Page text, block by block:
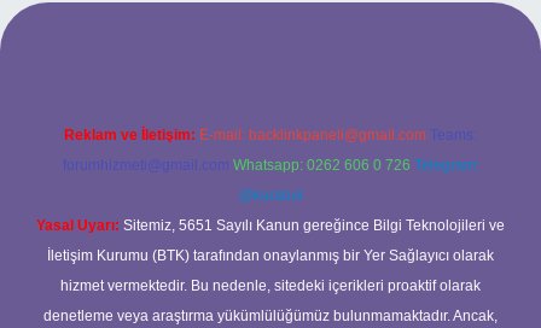
giriş
Reklam ve İletişim: E-mail: backlinkpaneli@gmail.com Teams:
forumhizmeti@gmail.com Whatsapp: 0262 606 0 726 Telegram:
@karabul
Yasal Uyarı: Sitemiz, 5651 Sayılı Kanun gereğince Bilgi Teknolojileri ve
İletişim Kurumu (BTK) tarafından onaylanmış bir Yer Sağlayıcı olarak
hizmet vermektedir. Bu nedenle, sitedeki içerikleri proaktif olarak
denetleme veya araştırma yükümlülüğümüz bulunmamaktadır. Ancak,